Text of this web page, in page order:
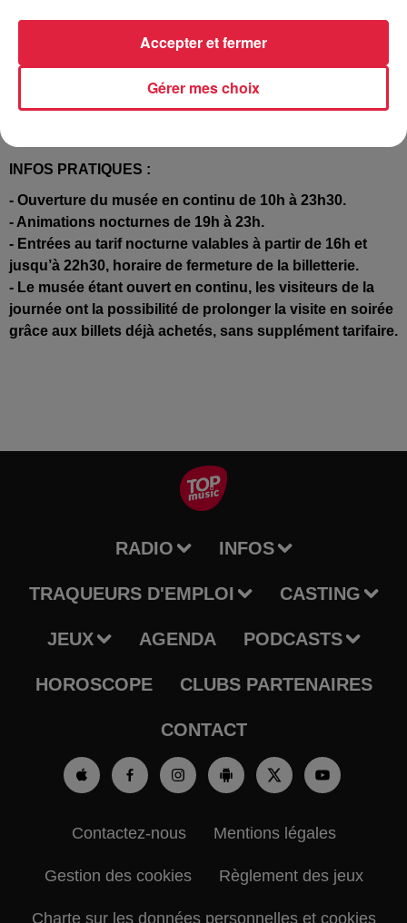
L'ÉCOMUSÉE D'ALSACE
ecomusee.alsace
INFOS PRATIQUES :
- Ouverture du musée en continu de 10h à 23h30.
- Animations nocturnes de 19h à 23h.
- Entrées au tarif nocturne valables à partir de 16h et
jusqu’à 22h30, horaire de fermeture de la billetterie.
- Le musée étant ouvert en continu, les visiteurs de la
journée ont la possibilité de prolonger la visite en soirée
grâce aux billets déjà achetés, sans supplément tarifaire.
RADIO INFOS
TRAQUEURS D'EMPLOI CASTING
JEUX AGENDA PODCASTS
HOROSCOPE CLUBS PARTENAIRES
CONTACT
Contactez-nous Mentions légales
Gestion des cookies Règlement des jeux
Charte sur les données personnelles et cookies
Gérer mes choix
Accepter et fermer